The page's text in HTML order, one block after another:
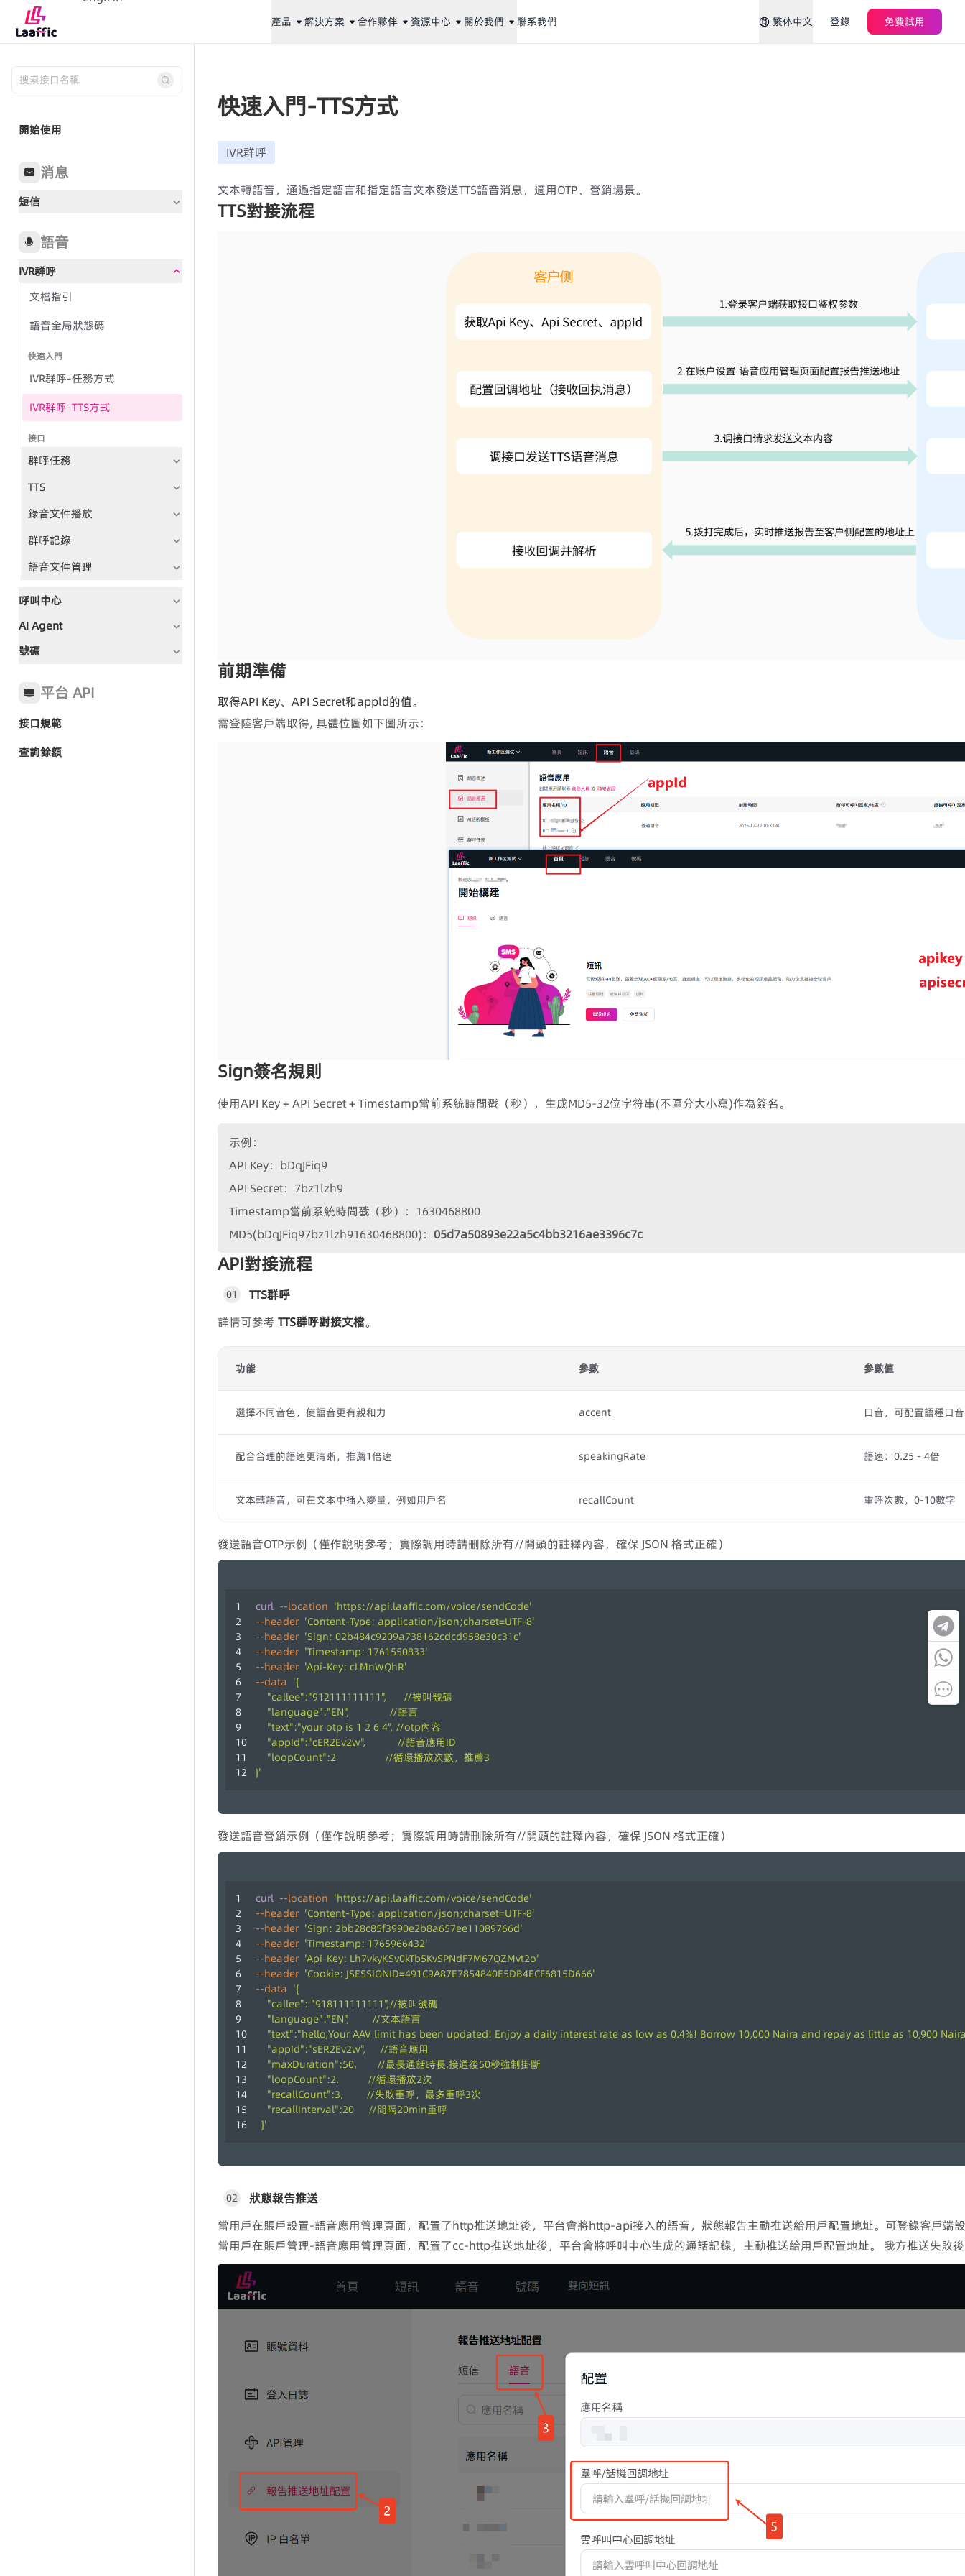
產品 解決方案 合作夥伴 資源中心 關於我們 聯系我們 繁体中文 登錄 免費試用
開始使用
消息
短信
語音
IVR群呼
文檔指引
語音全局狀態碼
快速入門
IVR群呼-任務方式
IVR群呼-TTS方式
接口
群呼任務
TTS
錄音文件播放
群呼記錄
語音文件管理
呼叫中心
文檔指引
呼叫中心全局狀態碼
常見問題
AI Agent
文檔指引
快速入門-AI Agent群呼
號碼
平台 API
接口規範
查詢餘額
快速入門-TTS方式
IVR群呼
文本轉語音，通過指定語言和指定語言文本發送TTS語音消息，適用OTP、營銷場景。
TTS對接流程
前期準備
取得API Key、API Secret和appld的值。
需登陸客戶端取得, 具體位圖如下圖所示：
Sign簽名規則
使用API Key + API Secret + Timestamp當前系統時間戳（秒），生成MD5-32位字符串(不區分大小寫)作為簽名。
示例：
API Key：bDqJFiq9
API Secret：7bz1lzh9
Timestamp當前系統時間戳（秒）：1630468800
MD5(bDqJFiq97bz1lzh91630468800)： 05d7a50893e22a5c4bb3216ae3396c7c
API對接流程
01
TTS群呼
詳情可參考 TTS群呼對接文檔。
功能 參數 參數值
選擇不同音色，使語音更有親和力 accent 口音，可配置語種口
配合合理的語速更清晰，推薦1倍速 speakingRate 語速：0.25 - 4倍
文本轉語音，可在文本中插入變量，例如用戶名 recallCount 重呼次數，0-10數字
發送語音OTP示例（僅作說明參考；實際調用時請刪除所有//開頭的註釋內容，確保 JSON 格式正確）
curl --location 'https://api.laaffic.com/voice/sendCode'
--header 'Content-Type: application/json;charset=UTF-8'
--header 'Sign: 02b484c9209a738162cdcd958e30c31c'
--header 'Timestamp: 1761550833'
--header 'Api-Key: cLMnWQhR'
--data '{
    "callee":"912111111111",      //被叫號碼
    "language":"EN",              //語言
    "text":"your otp is 1 2 6 4", //otp內容
    "appId":"cER2Ev2w",           //語音應用ID
    "loopCount":2                 //循環播放次數，推薦3
}'
發送語音營銷示例（僅作說明參考；實際調用時請刪除所有//開頭的註釋內容，確保 JSON 格式正確）
curl --location 'https://api.laaffic.com/voice/sendCode'
--header 'Content-Type: application/json;charset=UTF-8'
--header 'Sign: 2bb28c85f3990e2b8a657ee11089766d'
--header 'Timestamp: 1765966432'
--header 'Api-Key: Lh7vkyKSv0kTb5KvSPNdF7M67QZMvt2o'
--header 'Cookie: JSESSIONID=491C9A87E7854840E5DB4ECF6815D666'
--data '{
    "callee": "918111111111",//被叫號碼
    "language":"EN",        //文本語言
"text":"hello,Your AAV limit has been updated! Enjoy a daily interest rate as low as 0.4%! Borrow 10,000 Naira and repay as little as 10,900
    "appId":"sER2Ev2w",     //語音應用
    "maxDuration":50,       //最長通話時長,接通後50秒強制掛斷
    "loopCount":2,          //循環播放2次
    "recallCount":3,        //失敗重呼，最多重呼3次
    "recallInterval":20     //間隔20min重呼
  }'
02
狀態報告推送
當用戶在賬戶設置-語音應用管理頁面，配置了http推送地址後，平台會將http-api接入的語音，狀態報告主動推送給用戶配置地址。可登錄客戶端
當用戶在賬戶管理-語音應用管理頁面，配置了cc-http推送地址後，平台會將呼叫中心生成的通話記錄，主動推送給用戶配置地址。 我方推送失敗